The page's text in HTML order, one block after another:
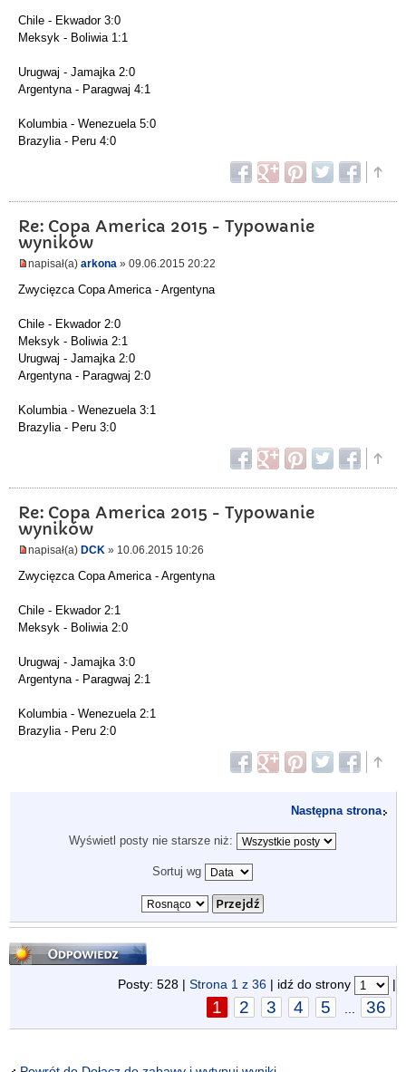
Chile - Ekwador 3:0
Meksyk - Boliwia 1:1
Urugwaj - Jamajka 2:0
Argentyna - Paragwaj 4:1
Kolumbia - Wenezuela 5:0
Brazylia - Peru 4:0
Re: Copa America 2015 - Typowanie
wyników
napisał(a) arkona » 09.06.2015 20:22
Zwycięzca Copa America - Argentyna
Chile - Ekwador 2:0
Meksyk - Boliwia 2:1
Urugwaj - Jamajka 2:0
Argentyna - Paragwaj 2:0
Kolumbia - Wenezuela 3:1
Brazylia - Peru 3:0
Re: Copa America 2015 - Typowanie
wyników
napisał(a) DCK » 10.06.2015 10:26
Zwycięzca Copa America - Argentyna
Chile - Ekwador 2:1
Meksyk - Boliwia 2:0
Urugwaj - Jamajka 3:0
Argentyna - Paragwaj 2:1
Kolumbia - Wenezuela 2:1
Brazylia - Peru 2:0
Następna strona
Wyświetl posty nie starsze niż:
Sortuj wg
Odpowiedz
Posty: 528 | Strona 1 z 36 | idź do strony |
1 2 3 4 5 36